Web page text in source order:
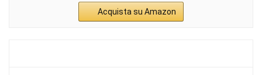
Acquista su Amazon